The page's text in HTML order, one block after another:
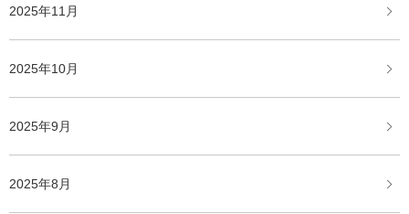
2025年11月
2025年10月
2025年9月
2025年8月